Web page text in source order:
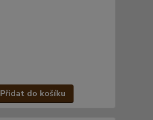
Přidat do košíku